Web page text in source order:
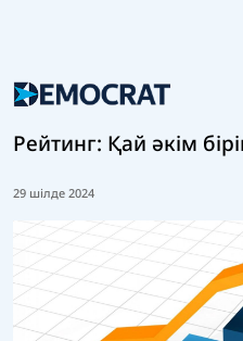
Рейтинг: Қай әкім
29 шілде 2024